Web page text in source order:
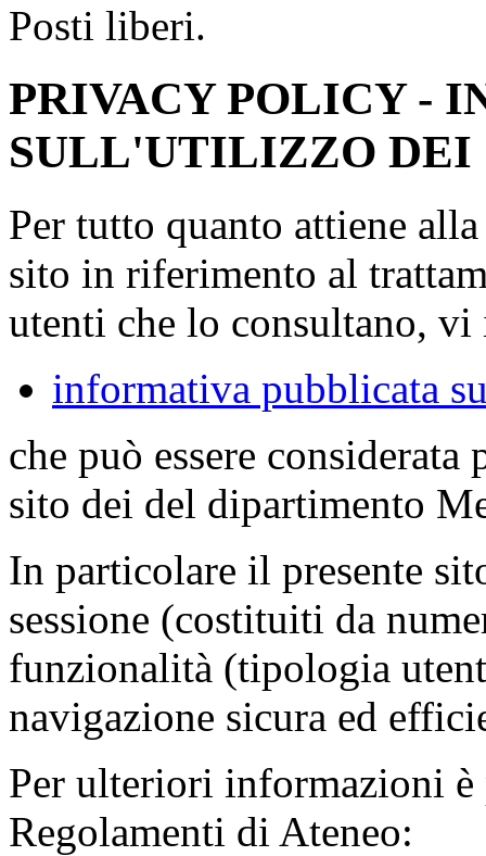
Posti liberi.
PRIVACY POLICY -
SULL'UTILIZZO DEI
Per tutto quanto attiene
sito in riferimento al
utenti che lo consultano,
informativa pubblicata
che può essere
sito dei del dipartimento
In particolare il presente
sessione (costituiti da
funzionalità (tipologia
navigazione sicura ed
Per ulteriori informazioni è
Regolamenti di Ateneo: